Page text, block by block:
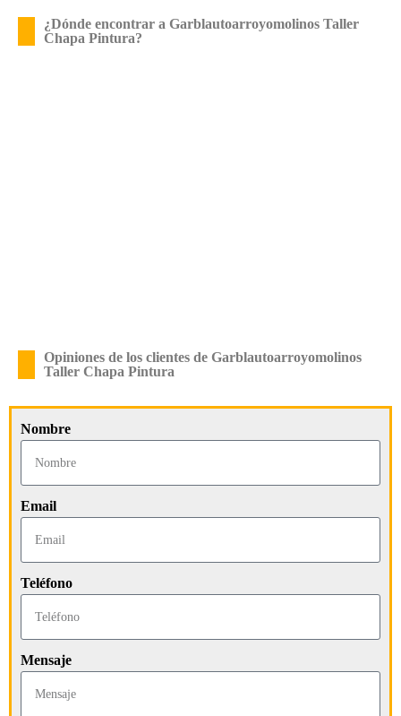
¿Dónde encontrar a Garblautoarroyomolinos Taller
Chapa Pintura?
Opiniones de los clientes de Garblautoarroyomolinos
Taller Chapa Pintura
Nombre
Email
Teléfono
Mensaje